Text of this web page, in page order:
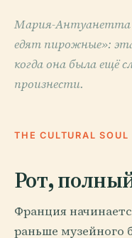
Мария-Антуанетта
едят пирожные»:
когда она была ещё
произнести.
THE CULTURAL SOUL
Рот,
Франция
раньше музейного